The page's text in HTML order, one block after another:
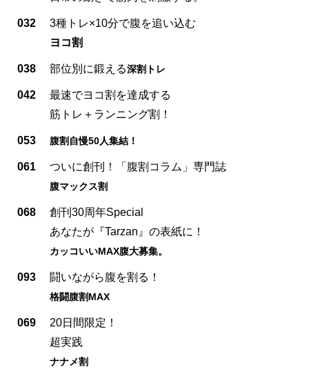
032
3種トレ×10分で腹を追い込む
ヨコ割
038 部位別に鍛える深割トレ
042
最速でヨコ割を達成する
筋トレ＋ランニング割！
053 腹割自慢50人集結！
061 ついに創刊！「腹割コラム」専門誌
腹マックス割
068
創刊30周年Special
あなたが『Tarzan』の表紙に！
カッコいいMAX腹大募集。
093 闘いながら腹を割る！
格闘腹割MAX
069
20日間限定！
超実践
ナナメ割